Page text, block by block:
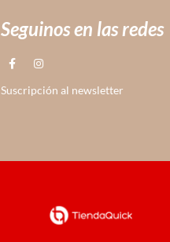
Seguinos en las redes
Suscripción al newsletter